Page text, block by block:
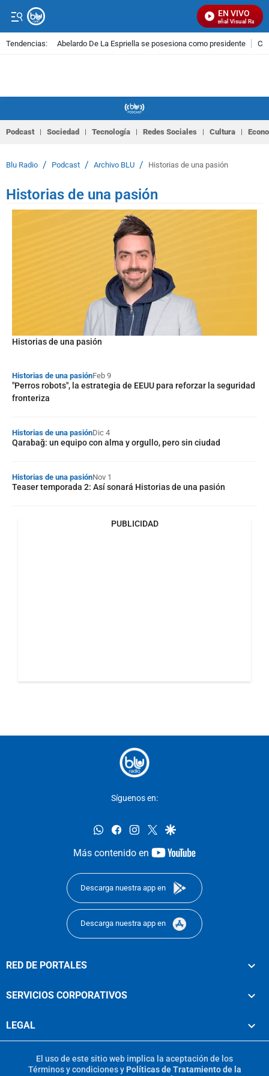
EN VIVO
Señal Visual Radio
Tendencias: Abelardo De La Espriella se posesiona como presidente
Podcast Sociedad Tecnología Redes Sociales Cultura
Blu Radio / Podcast / Archivo BLU / Historias de una pasión
Historias de una pasión
Historias de una pasión
Historias de una pasiónFeb 9
"Perros robots", la estrategia de EEUU para reforzar la seguridad
fronteriza
Historias de una pasiónDic 4
Qarabağ: un equipo con alma y orgullo, pero sin ciudad
Historias de una pasiónNov 1
Teaser temporada 2: Así sonará Historias de una pasión
PUBLICIDAD
Síguenos en:
whatsappfacebookinstagram
twittergoogle
Más contenido en
youtube-
Descarga nuestra app en
Descarga nuestra app en
RED DE PORTALES
SERVICIOS CORPORATIVOS
LEGAL
El uso de este sitio web implica la aceptación de los
Términos y condicionesy Políticas de Tratamiento de la